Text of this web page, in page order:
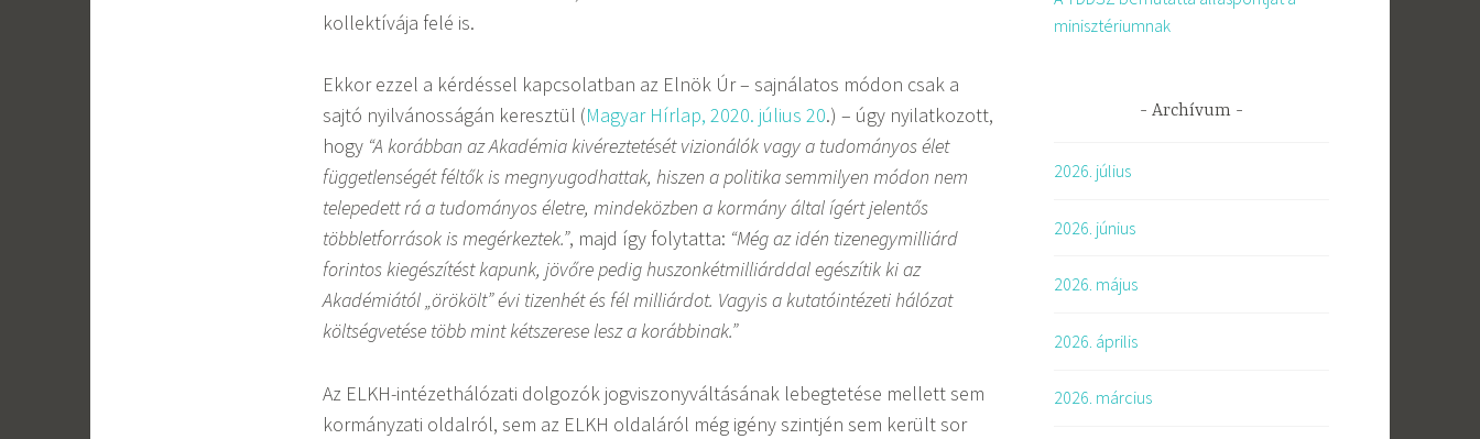
kollektívája felé is.
Ekkor ezzel a kérdéssel kapcsolatban az Elnök Úr – sajnálatos módon csak a
sajtó nyilvánosságán keresztül (Magyar Hírlap, 2020. július 20.) – úgy nyilatkozott,
hogy “A korábban az Akadémia kivéreztetését vizionálók vagy a tudományos élet
függetlenségét féltők is megnyugodhattak, hiszen a politika semmilyen módon nem
telepedett rá a tudományos életre, mindeközben a kormány által ígért jelentős
többletforrások is megérkeztek.”, majd így folytatta: “Még az idén tizenegymilliárd
forintos kiegészítést kapunk, jövőre pedig huszonkétmilliárddal egészítik ki az
Akadémiától „örökölt” évi tizenhét és fél milliárdot. Vagyis a kutatóintézeti hálózat
költségvetése több mint kétszerese lesz a korábbinak.”
Az ELKH-intézethálózati dolgozók jogviszonyváltásának lebegtetése mellett sem
kormányzati oldalról, sem az ELKH oldaláról még igény szintjén sem került sor
minisztériumnak
Archívum
2026. július
2026. június
2026. május
2026. április
2026. március